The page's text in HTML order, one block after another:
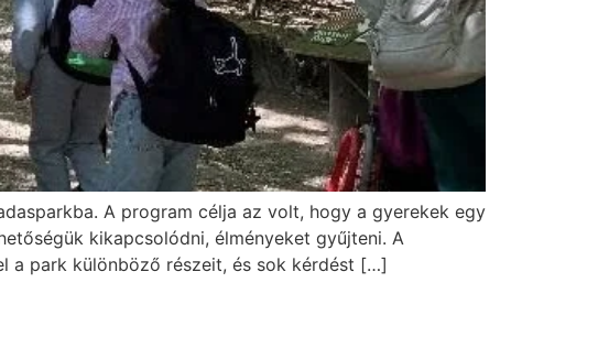
A program célja az volt, hogy a gyerekek egy
kikapcsolódni, élményeket gyűjteni. A
a park különböző részeit, és sok kérdést […]